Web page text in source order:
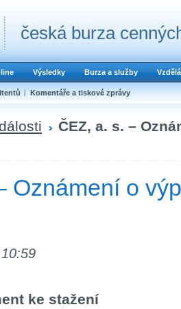
česká burza
Výsledky Burza a služby
Komentáře a tiskové zprávy
ČEZ, a. s. –
Oznámení o
ke stažení